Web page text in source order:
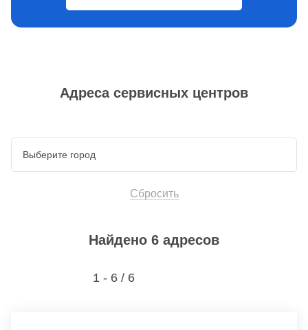
Адреса сервисных центров
Сбросить
Найдено 6 адресов
1 - 6 / 6